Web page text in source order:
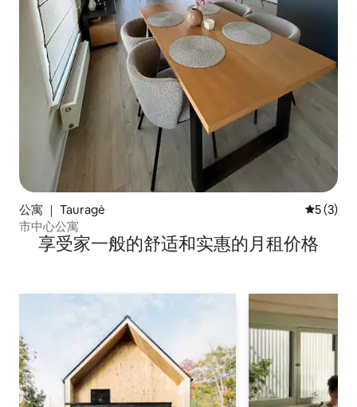
公寓 ｜ Tauragė 平均评分
5 (3)
市中心公寓
享受家一般的舒适和实惠的月租价格